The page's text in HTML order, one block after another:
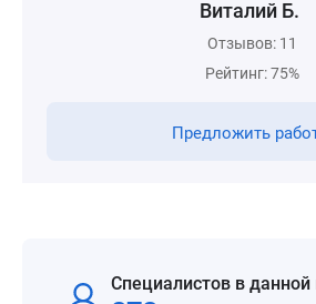
Виталий Б.
Отзывов: 11
Рейтинг: 75%
Предложить
Специалистов в данной